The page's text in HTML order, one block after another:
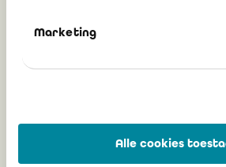
Marketing
Alle cookies
Mededeling 2024/12: Wet